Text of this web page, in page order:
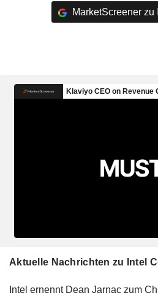
MarketScreener
Aktuelle Nachrichten zu Intel
Intel ernennt Dean Jarnac zum